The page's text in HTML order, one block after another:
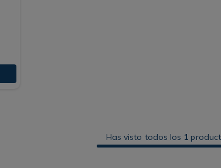
Has visto todos los 1